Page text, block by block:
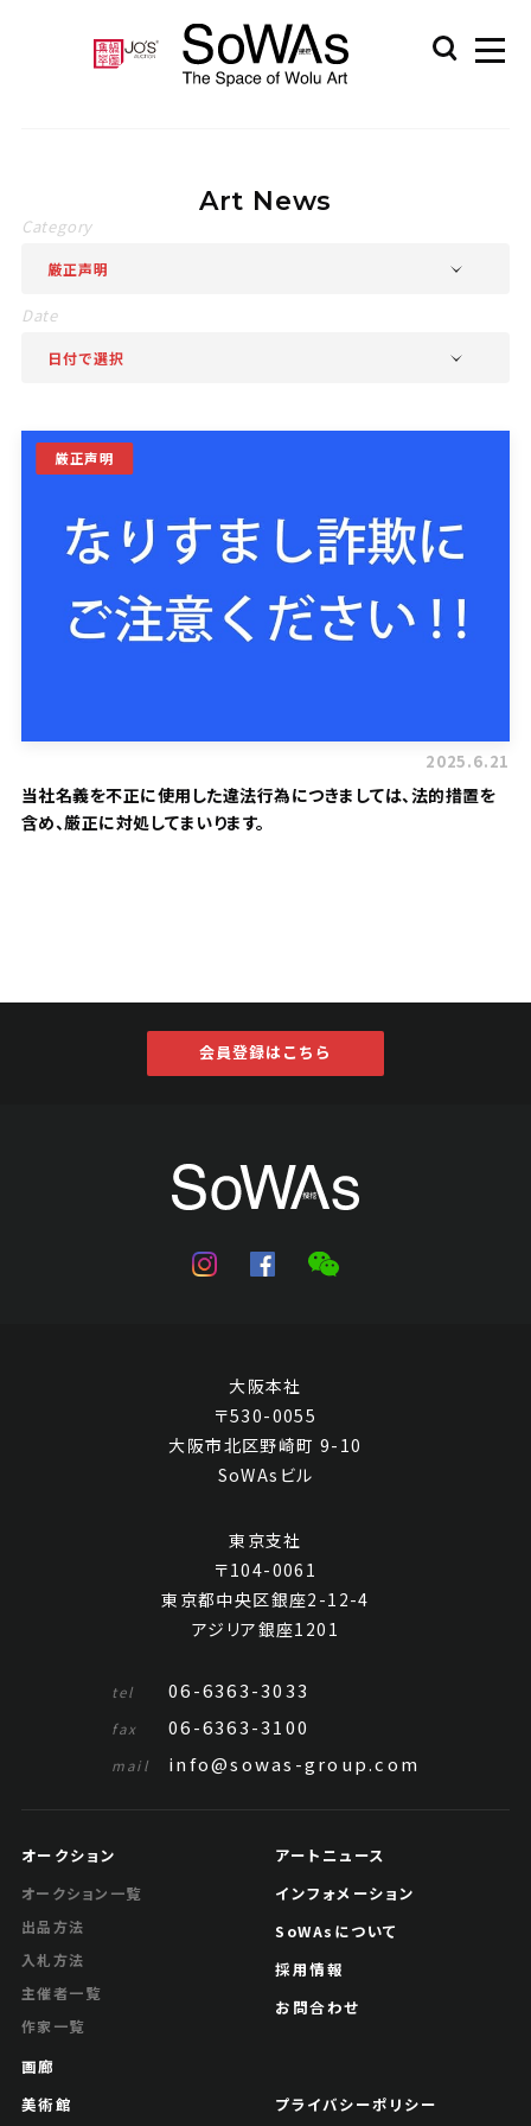
Art News
厳正声明
2025.6.21
当社名義を不正に使用した違法行為につきましては、法的措置を
含め、厳正に対処してまいります。
会員登録はこちら
大阪本社
〒530-0055
大阪市北区野崎町 9-10
SoWAsビル
東京支社
〒104-0061
東京都中央区銀座2-12-4
アジリア銀座1201
tel 06-6363-3033
fax 06-6363-3100
mail info@sowas-group.com
オークション
オークション一覧
出品方法
入札方法
主催者一覧
作家一覧
画廊
美術館
アートニュース
インフォメーション
SoWAsについて
採用情報
お問合わせ
プライバシーポリシー